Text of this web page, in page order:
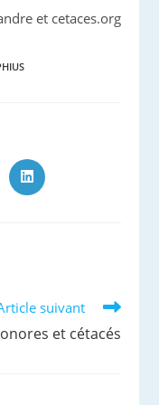
et cetaces.org
Ouvrir
dans
suivant
et cétacés